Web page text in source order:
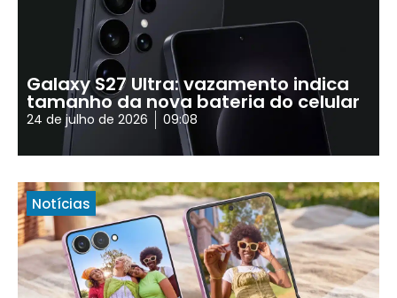
Galaxy S27 Ultra: vazamento indica
tamanho da nova bateria do celular
24 de julho de 2026 09:08
Notícias